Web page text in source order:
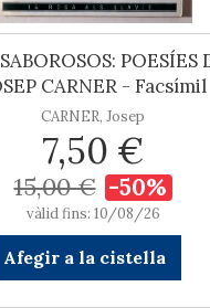
POESÍES
CARNER - Facsímil
CARNER, Josep
7,50 €
15,00 € -50%
vàlid fins: 10/08/26
Afegir a la cistella